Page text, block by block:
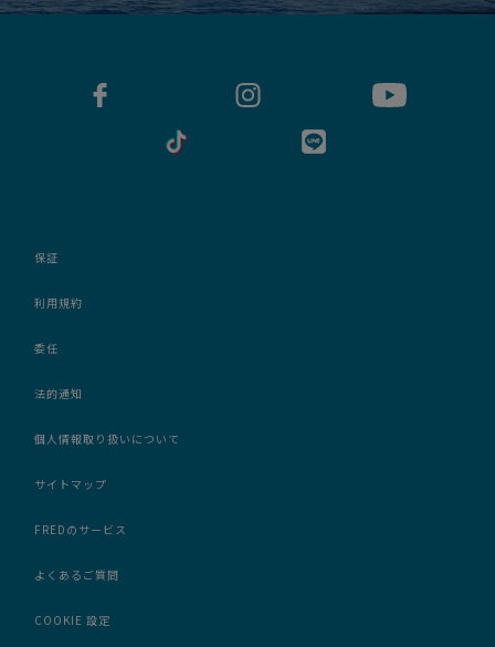
保証
利用規約
委任
法的通知
個人情報取り扱いについて
サイトマップ
FREDのサービス
よくあるご質問
COOKIE 設定